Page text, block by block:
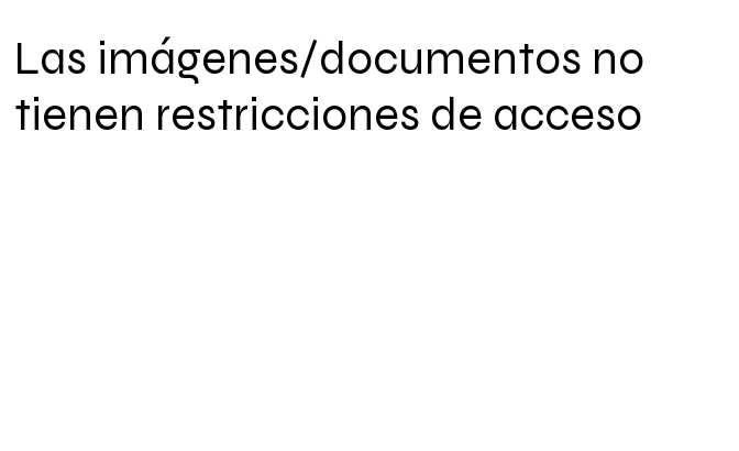
Las imágenes/documentos no
tienen restricciones de acceso